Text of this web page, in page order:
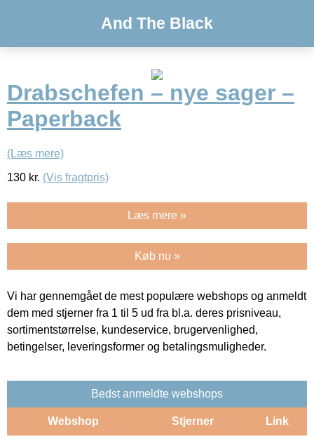
And The Black
Drabschefen – nye sager –
Paperback
(Læs mere)
130 kr. (Vis fragtpris)
Læs mere »
Køb nu »
Vi har gennemgået de mest populære webshops og anmeldt
dem med stjerner fra 1 til 5 ud fra bl.a. deres prisniveau,
sortimentstørrelse, kundeservice, brugervenlighed,
betingelser, leveringsformer og betalingsmuligheder.
Bedst anmeldte webshops
Webshop Stjerner Link